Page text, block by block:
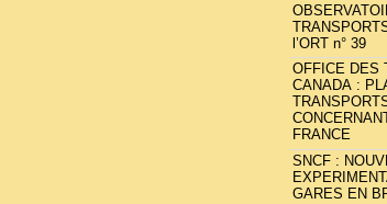
l’ORT n° 39
OFFICE DES
CANADA :
FRANCE
SNCF :
GARES EN